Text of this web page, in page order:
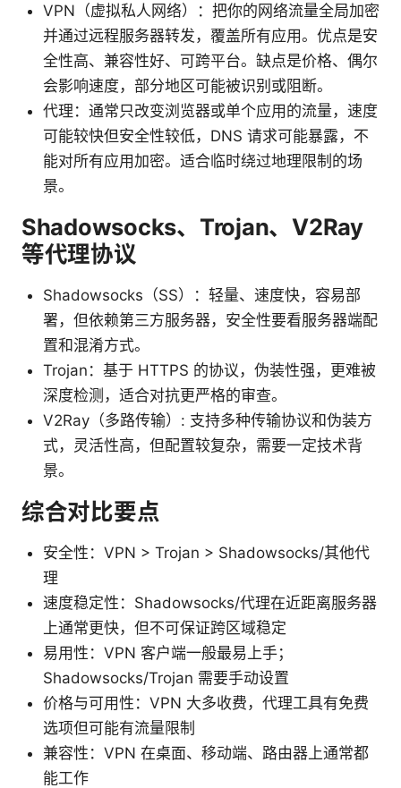
VPN（虚拟私人网络）：把你的网络流量全局加密
并通过远程服务器转发，覆盖所有应用。优点是安
全性高、兼容性好、可跨平台。缺点是价格、偶尔
会影响速度，部分地区可能被识别或阻断。
代理：通常只改变浏览器或单个应用的流量，速度
可能较快但安全性较低，DNS 请求可能暴露，不
能对所有应用加密。适合临时绕过地理限制的场
景。
Shadowsocks、Trojan、V2Ray
等代理协议
Shadowsocks（SS）：轻量、速度快，容易部
署，但依赖第三方服务器，安全性要看服务器端配
置和混淆方式。
Trojan：基于 HTTPS 的协议，伪装性强，更难被
深度检测，适合对抗更严格的审查。
V2Ray（多路传输）: 支持多种传输协议和伪装方
式，灵活性高，但配置较复杂，需要一定技术背
景。
综合对比要点
安全性：VPN > Trojan > Shadowsocks/其他代
理
速度稳定性：Shadowsocks/代理在近距离服务器
上通常更快，但不可保证跨区域稳定
易用性：VPN 客户端一般最易上手；
Shadowsocks/Trojan 需要手动设置
价格与可用性：VPN 大多收费，代理工具有免费
选项但可能有流量限制
兼容性：VPN 在桌面、移动端、路由器上通常都
能工作